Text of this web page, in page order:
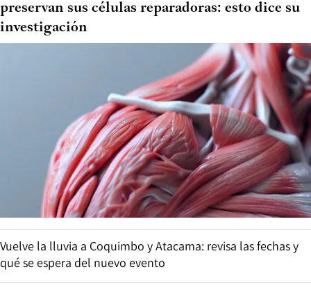
preservan sus células reparadoras: esto dice su
investigación
Vuelve la lluvia a Coquimbo y Atacama: revisa las fechas y
qué se espera del nuevo evento